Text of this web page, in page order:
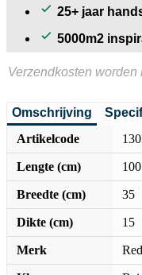
25+ jaar
5000m2
Verzendkosten
Omschrijving
Artikelcode
Lengte (cm) 100
Breedte (cm) 35
Dikte (cm) 15
Merk